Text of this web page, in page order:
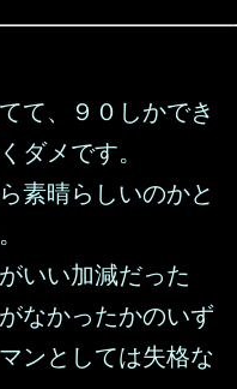
て、９０しかでき
ダメです。
素晴らしいのかと
いい加減だった
なかったかのいず
ンとしては失格な